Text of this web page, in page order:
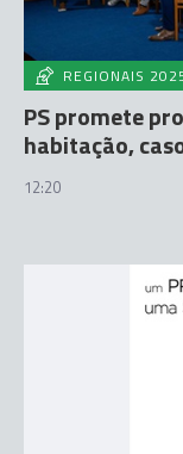
REGIONAIS
PS promete
habitação,
12:20